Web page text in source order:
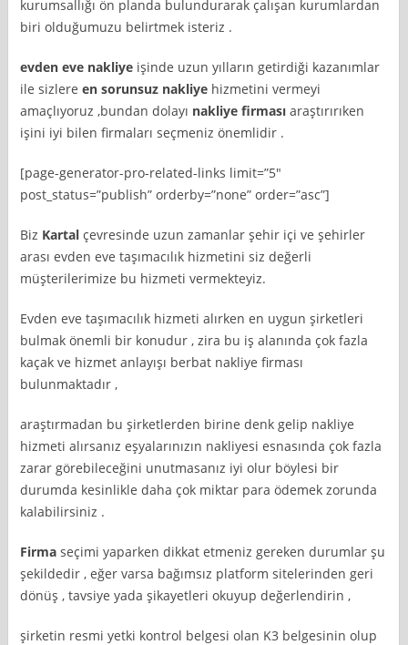
kurumsallığı ön planda bulundurarak çalışan kurumlardan
biri olduğumuzu belirtmek isteriz .
evden eve nakliye işinde uzun yılların getirdiği kazanımlar
ile sizlereen sorunsuz nakliye hizmetini vermeyi
amaçlıyoruz ,bundan dolayı nakliye firması araştırırıken
işini iyi bilen firmaları seçmeniz önemlidir .
[page-generator-pro-related-links limit=”5″
post_status=”publish” orderby=”none” order=”asc”]
Biz Kartal çevresinde uzun zamanlar şehir içi ve şehirler
arası evden eve taşımacılık hizmetini siz değerli
müşterilerimize bu hizmeti vermekteyiz.
Evden eve taşımacılık hizmeti alırken en uygun şirketleri
bulmak önemli bir konudur , zira bu iş alanında çok fazla
kaçak ve hizmet anlayışı berbat nakliye firması
bulunmaktadır ,
araştırmadan bu şirketlerden birine denk gelip nakliye
hizmeti alırsanız eşyalarınızın nakliyesi esnasında çok fazla
zarar görebileceğini unutmasanız iyi olur böylesi bir
durumda kesinlikle daha çok miktar para ödemek zorunda
kalabilirsiniz .
Firma seçimi yaparken dikkat etmeniz gereken durumlar şu
şekildedir , eğer varsa bağımsız platform sitelerinden geri
dönüş , tavsiye yada şikayetleri okuyup değerlendirin ,
şirketin resmi yetki kontrol belgesi olan K3 belgesinin olup